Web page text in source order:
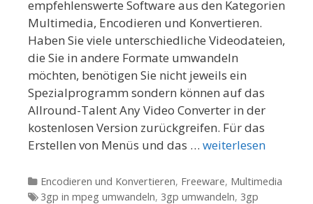
empfehlenswerte Software aus den Kategorien
Multimedia, Encodieren und Konvertieren.
Haben Sie viele unterschiedliche Videodateien,
die Sie in andere Formate umwandeln
möchten, benötigen Sie nicht jeweils ein
Spezialprogramm sondern können auf das
Allround-Talent Any Video Converter in der
kostenlosen Version zurückgreifen. Für das
Erstellen von Menüs und das … weiterlesen
Kategorien
Encodieren und Konvertieren, Freeware, Multimedia
Tags
3gp in mpeg umwandeln, 3gp umwandeln, 3gp